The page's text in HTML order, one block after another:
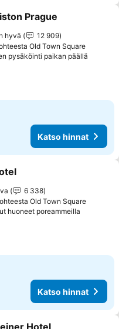
suosikkeihin
Prague
hyvä
12 909
Old Town Square
pysäköinti paikan päällä
Katso hinnat
suosikkeihin
6 338
Old Town Square
huoneet poreammeilla
Katso hinnat
Hotel